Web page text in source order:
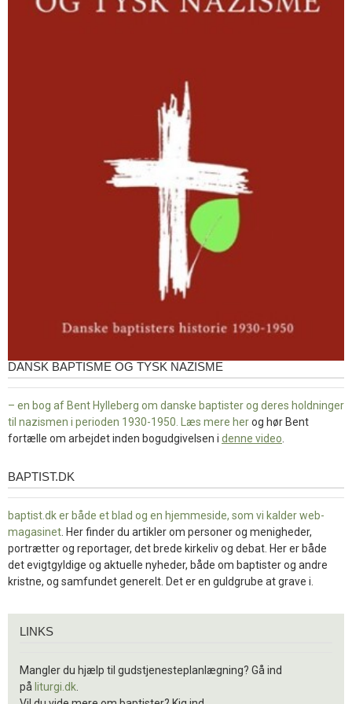
DANSK BAPTISME OG TYSK NAZISME
– en bog af Bent Hylleberg om danske baptister og deres holdninger
til nazismen i perioden 1930-1950. Læs mere herog hør Bent
fortælle om arbejdet inden bogudgivelsen i denne video.
baptist.dk
BAPTIST.DK
baptist.dk er både et blad og en hjemmeside, som vi kalder web-
magasinet. Her finder du artikler om personer og menigheder,
portrætter og reportager, det brede kirkeliv og debat. Her er både
det evigtgyldige og aktuelle nyheder, både om baptister og andre
kristne, og samfundet generelt. Det er en guldgrube at grave i.
LINKS
Mangler du hjælp til gudstjenesteplanlægning? Gå ind
på liturgi.dk.